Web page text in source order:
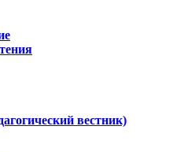
вестник)